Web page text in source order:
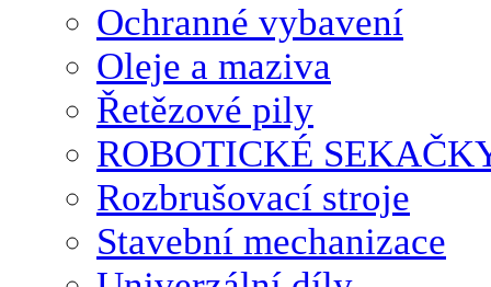
Ochranné vybavení
Oleje a maziva
Řetězové pily
ROBOTICKÉ
Rozbrušovací stroje
Stavební mechanizace